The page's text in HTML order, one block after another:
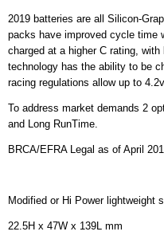
2019 batteries are all Silicon-
packs have improved cycle time
charged at a higher C rating,
technology has the ability to be
racing regulations allow up to
To address market demands 2
and Long RunTime.
BRCA/EFRA Legal as of April
Modified or Hi Power lightweight
22.5H x 47W x 139L mm